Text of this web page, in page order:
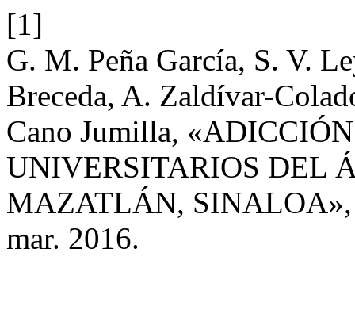
[1]
G. M. Peña García, S. V.
Breceda, A. Zaldívar-
Cano Jumilla,
UNIVERSITARIOS DEL
MAZATLÁN,
mar. 2016.